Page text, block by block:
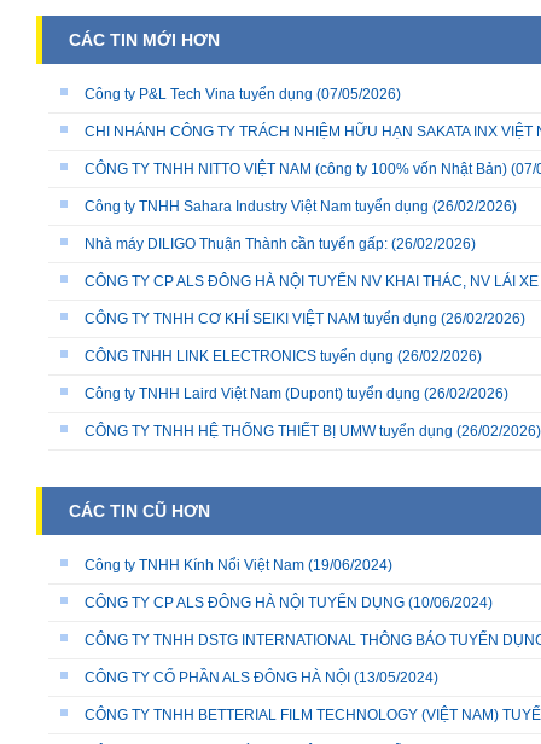
CÁC TIN MỚI HƠN
Công ty P&L Tech Vina tuyển dụng (07/05/2026)
CHI NHÁNH CÔNG TY TRÁCH NHIỆM HỮU HẠN SAKATA INX
CÔNG TY TNHH NITTO VIỆT NAM (công ty 100% vốn Nhật Bản) (07/
Công ty TNHH Sahara Industry Việt Nam tuyển dụng (26/02/2026)
Nhà máy DILIGO Thuận Thành cần tuyển gấp: (26/02/2026)
CÔNG TY CP ALS ĐÔNG HÀ NỘI TUYỂN NV KHAI THÁC, NV LÁI
CÔNG TY TNHH CƠ KHÍ SEIKI VIỆT NAM tuyển dụng (26/02/2026)
CÔNG TNHH LINK ELECTRONICS tuyển dụng (26/02/2026)
Công ty TNHH Laird Việt Nam (Dupont) tuyển dụng (26/02/2026)
CÔNG TY TNHH HỆ THỐNG THIẾT BỊ UMW tuyển dụng (26/02/2026)
CÁC TIN CŨ HƠN
Công ty TNHH Kính Nổi Việt Nam (19/06/2024)
CÔNG TY CP ALS ĐÔNG HÀ NỘI TUYỂN DỤNG (10/06/2024)
CÔNG TY TNHH DSTG INTERNATIONAL THÔNG BÁO TUYỂN
CÔNG TY CỔ PHẦN ALS ĐÔNG HÀ NỘI (13/05/2024)
CÔNG TY TNHH BETTERIAL FILM TECHNOLOGY (VIỆT NAM)